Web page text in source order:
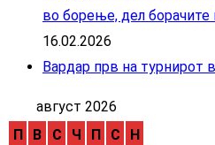
во борење, дел борачите
16.02.2026
Вардар прв на турнирот
август 2026
П
В С Ч П С
Н